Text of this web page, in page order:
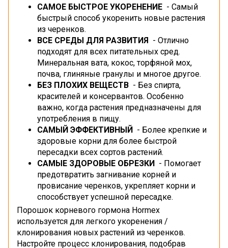
САМОЕ БЫСТРОЕ УКОРЕНЕНИЕ - Самый
быстрый способ укоренить новые растения
из черенков.
ВСЕ СРЕДЫ ДЛЯ РАЗВИТИЯ - Отлично
подходят для всех питательных сред.
Минеральная вата, кокос, торфяной мох,
почва, глиняные гранулы и многое другое.
БЕЗ ПЛОХИХ ВЕЩЕСТВ - Без спирта,
красителей и консервантов. Особенно
важно, когда растения предназначены для
употребления в пищу.
САМЫЙ ЭФФЕКТИВНЫЙ - Более крепкие и
здоровые корни для более быстрой
пересадки всех сортов растений.
САМЫЕ ЗДОРОВЫЕ ОБРЕЗКИ - Помогает
предотвратить загнивание корней и
провисание черенков, укрепляет корни и
способствует успешной пересадке.
Порошок корневого гормона Hormex
используется для легкого укоренения /
клонирования новых растений из черенков.
Настройте процесс клонирования, подобрав